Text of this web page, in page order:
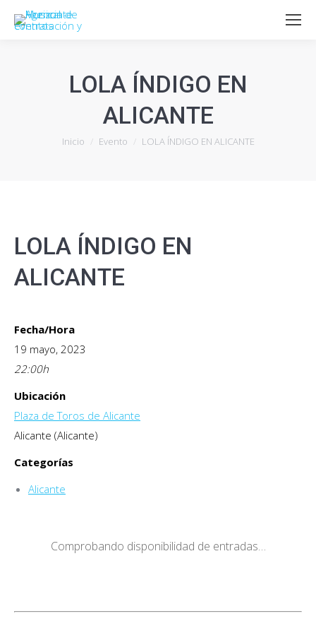
LOLA ÍNDIGO EN
ALICANTE
Estás aquí:
Inicio Evento LOLA ÍNDIGO EN ALICANTE
LOLA ÍNDIGO EN
ALICANTE
Fecha/Hora
19 mayo, 2023
22:00h
Ubicación
Plaza de Toros de Alicante
Alicante (Alicante)
Categorías
Alicante
Comprobando disponibilidad de entradas…